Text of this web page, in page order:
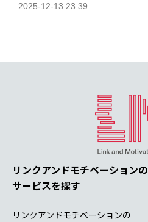
2025-12-13 23:39
リンクアンドモチベーションの
サービスを探す
リンクアンドモチベーションの